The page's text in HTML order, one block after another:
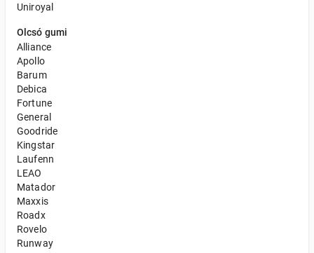
Uniroyal
Olcsó gumi
Alliance
Apollo
Barum
Debica
Fortune
General
Goodride
Kingstar
Laufenn
LEAO
Matador
Maxxis
Roadx
Rovelo
Runway